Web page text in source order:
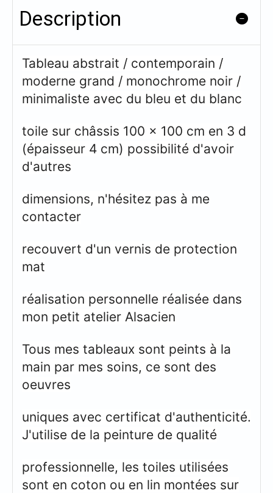
Description
Tableau abstrait / contemporain /
moderne grand / monochrome noir /
minimaliste avec du bleu et du blanc
toile sur châssis 100 x 100 cm en 3 d
(épaisseur 4 cm) possibilité d'avoir
d'autres
dimensions, n'hésitez pas à me
contacter
recouvert d'un vernis de protection
mat
réalisation personnelle réalisée dans
mon petit atelier Alsacien
Tous mes tableaux sont peints à la
main par mes soins, ce sont des
oeuvres
uniques avec certificat d'authenticité.
J'utilise de la peinture de qualité
professionnelle, les toiles utilisées
sont en coton ou en lin montées sur